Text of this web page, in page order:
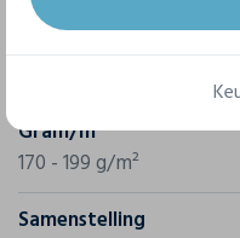
Gram/m²
170 - 199 g/m²
Samenstelling